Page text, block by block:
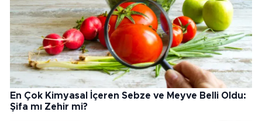
En Çok Kimyasal İçeren Sebze ve Meyve Belli Oldu:
Şifa mı Zehir mi?